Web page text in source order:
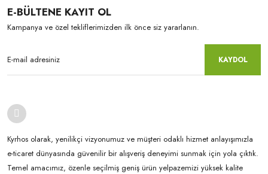
E-BÜLTENE KAYIT OL
Kampanya ve özel tekliflerimizden ilk önce siz yararlanın.
KAYDOL
Kyrhos olarak, yenilikçi vizyonumuz ve müşteri odaklı hizmet anlayışımızla
e-ticaret dünyasında güvenilir bir alışveriş deneyimi sunmak için yola çıktık.
Temel amacımız, özenle seçilmiş geniş ürün yelpazemizi yüksek kalite